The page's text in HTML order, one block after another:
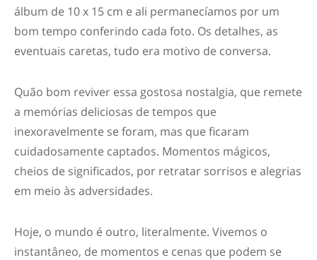
álbum de 10 x 15 cm e ali permanecíamos por um
bom tempo conferindo cada foto. Os detalhes, as
eventuais caretas, tudo era motivo de conversa.
Quão bom reviver essa gostosa nostalgia, que remete
a memórias deliciosas de tempos que
inexoravelmente se foram, mas que ficaram
cuidadosamente captados. Momentos mágicos,
cheios de significados, por retratar sorrisos e alegrias
em meio às adversidades.
Hoje, o mundo é outro, literalmente. Vivemos o
instantâneo, de momentos e cenas que podem se